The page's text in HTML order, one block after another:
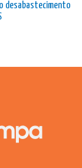
desabastecimento